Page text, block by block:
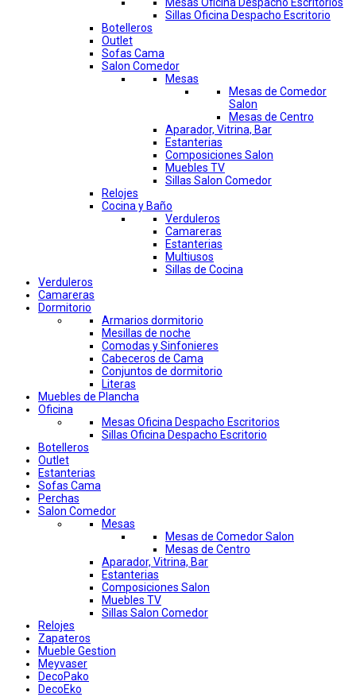
Mesas Oficina Despacho Escritorios
Sillas Oficina Despacho Escritorio
Botelleros
Outlet
Sofas Cama
Salon Comedor
Mesas
Mesas de Comedor
Salon
Mesas de Centro
Aparador, Vitrina, Bar
Estanterias
Composiciones Salon
Muebles TV
Sillas Salon Comedor
Relojes
Cocina y Baño
Verduleros
Camareras
Estanterias
Multiusos
Sillas de Cocina
Verduleros
Camareras
Dormitorio
Armarios dormitorio
Mesillas de noche
Comodas y Sinfonieres
Cabeceros de Cama
Conjuntos de dormitorio
Literas
Muebles de Plancha
Oficina
Mesas Oficina Despacho Escritorios
Sillas Oficina Despacho Escritorio
Botelleros
Outlet
Estanterias
Sofas Cama
Perchas
Salon Comedor
Mesas
Mesas de Comedor Salon
Mesas de Centro
Aparador, Vitrina, Bar
Estanterias
Composiciones Salon
Muebles TV
Sillas Salon Comedor
Relojes
Zapateros
Mueble Gestion
Meyvaser
DecoPako
DecoEko